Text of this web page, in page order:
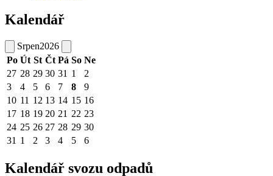
Kalendář
Srpen2026
Po Út St Čt Pá So Ne
27 28 29 30 31 1
2
3
4 5 6 7 8
9
10 11 12 13 14 15 16
17 18 19 20 21 22 23
24 25 26 27 28 29 30
31 1 2 3 4 5 6
Kalendář svozu odpadů